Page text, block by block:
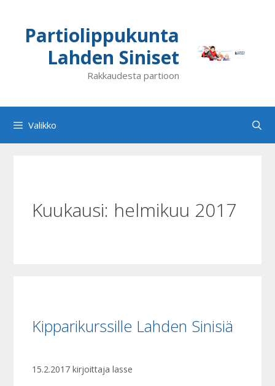
Partiolippukunta
Lahden Siniset
Rakkaudesta partioon
Valikko
Kuukausi: helmikuu 2017
Kipparikurssille Lahden Sinisiä
15.2.2017 kirjoittajalasse